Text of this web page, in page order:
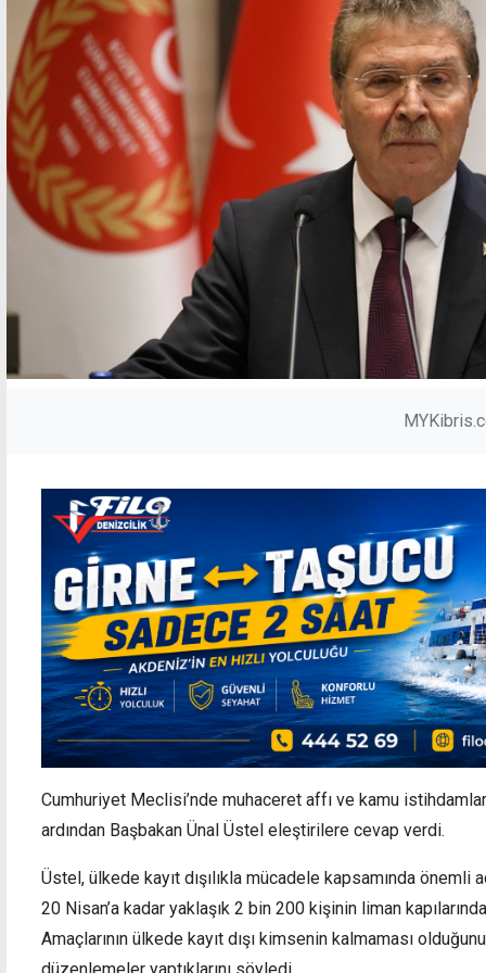
Cumhuriyet Meclisi’nde muhaceret affı ve kamu
ardından Başbakan Ünal Üstel eleştirilere cevap verdi.
Üstel, ülkede kayıt dışılıkla mücadele kapsamında önemli
20 Nisan’a kadar yaklaşık 2 bin 200 kişinin liman
Amaçlarının ülkede kayıt dışı kimsenin kalmaması